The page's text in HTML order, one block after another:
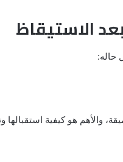
الاستيقاظ
حاله:
والأهم هو كيفية استقبالها